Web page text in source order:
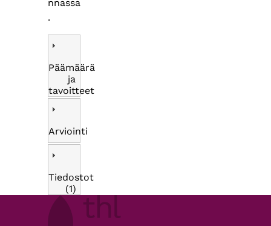
nnassa
.
Päämäärä
ja
tavoitteet
Arviointi
Tiedostot
(1)